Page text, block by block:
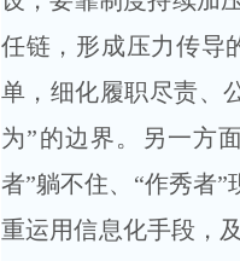
任链，形成压力传导
单，细化履职尽责、
为”的边界。另一方
者”躺不住、“作秀者”
重运用信息化手段，